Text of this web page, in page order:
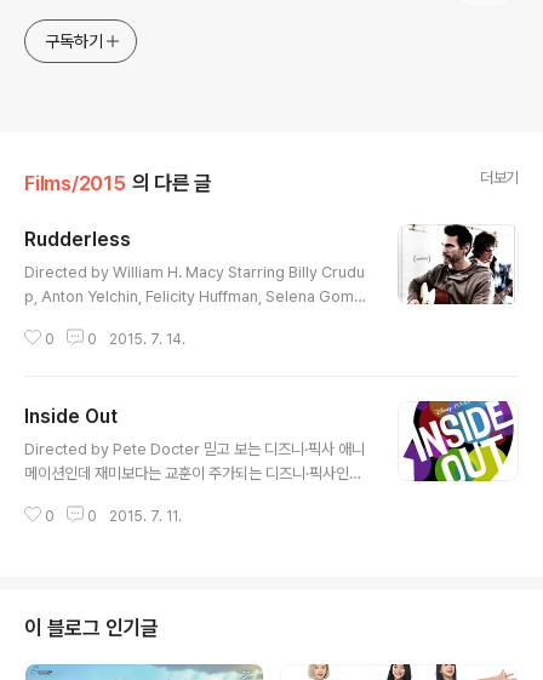
구독하기
Films/2015 의 다른 글 더보기
Rudderless
Directed by William H. Macy Starring Billy Crudu
p, Anton Yelchin, Felicity Huffman, Selena Gome
데 이게 생각보다 일찍 오픈되면서 이걸 중심으로 이야기
작권은 저작권자에 있으며, 비영리·인용의 목적으로만 사
용하였습니다.
0 0 2015. 7. 14.
Inside Out
Directed by Pete Docter 믿고 보는 디즈니·픽사 애니
메이션인데 재미보다는 교훈이 주가되는 디즈니·픽사인지
노잼은 아니다. 재밌는 장면이 부분부분 나왔지만 전체적
를 해서 보기 즐거웠다. '영화가 좋다'를 보는데 일본 영화
중에 머릿속의 이런 감정을 가진 캐릭터가 나오는 작품이
있었다. 작품명, 脳内ポイズンベリー (뇌내 포이즌베리).
0 0 2015. 7. 11.
이 블로그 인기글